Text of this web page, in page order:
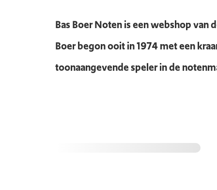
Bas Boer Noten is een webshop van
Boer begon ooit in 1974 met een
toonaangevende speler in de